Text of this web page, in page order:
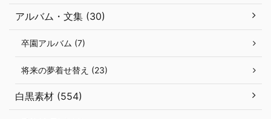
アルバム・文集 (30)
卒園アルバム (7)
将来の夢着せ替え (23)
白黒素材 (554)